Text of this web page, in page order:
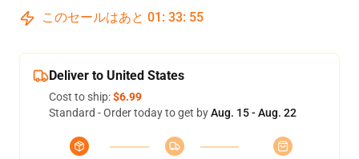
このセールはあと 01 : 33: 54
Deliver to United States
Cost to ship:$6.99
Standard - Order today to get byAug. 15 - Aug. 22